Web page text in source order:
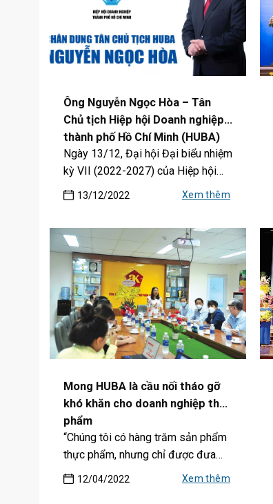
Ông Nguyễn Ngọc Hòa – Tân
Chủ tịch Hiệp hội Doanh nghiệp
thành phố Hồ Chí Minh (HUBA)
nhiệm kỳ VII (2022-2027)
13/12/2022
Ngày 13/12, Đại hội Đại biểu nhiệm
kỳ VII (2022-2027) của Hiệp hội
Doanh Nghiệp...
Xem thêm
Mong HUBA là cầu nối tháo gỡ
khó khăn cho doanh nghiệp thực
phẩm
12/04/2022
“Chúng tôi có hàng trăm sản phẩm
thực phẩm, nhưng chỉ được đưa
vào hệ...
Xem thêm